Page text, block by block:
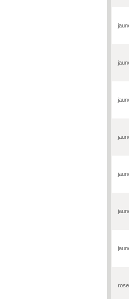
rose